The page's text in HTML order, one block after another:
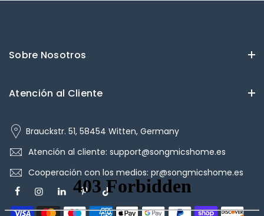
Sobre Nosotros
Atención al Cliente
Brauckstr. 51, 58454 Witten, Germany
Atención al cliente: support@songmicshome.es
Cooperación con los medios: pr@songmicshome.es